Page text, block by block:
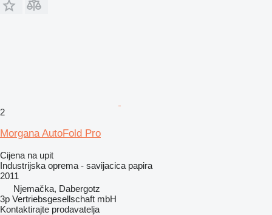
2
Morgana AutoFold Pro
Cijena na upit
Industrijska oprema - savijacica papira
2011
Njemačka, Dabergotz
3p Vertriebsgesellschaft mbH
Kontaktirajte prodavatelja